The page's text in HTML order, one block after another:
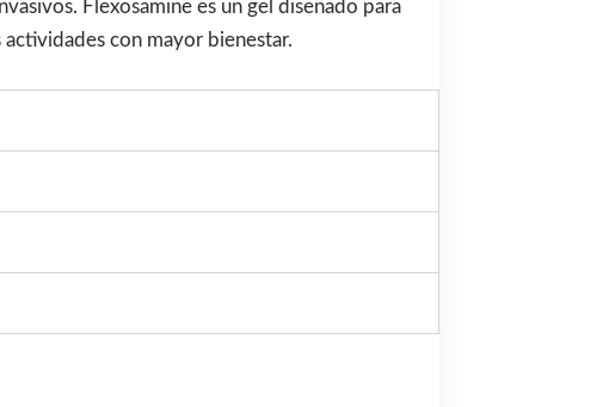
Flexosamine es un gel diseñado para
con mayor bienestar.